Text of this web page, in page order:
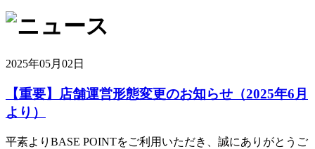
2025年05月02日
【重要】店舗運営形態変更のお知らせ（2025年6月
より）
平素よりBASE POINTをご利用いただき、誠にありがとうご